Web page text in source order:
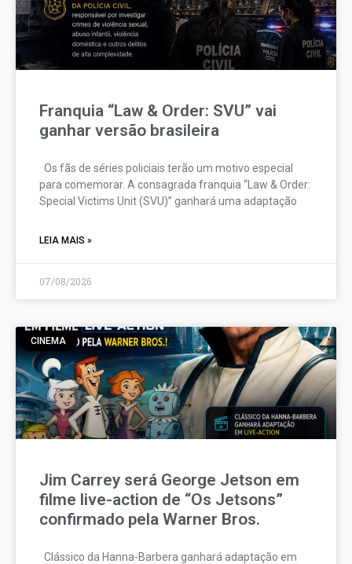
Franquia “Law & Order: SVU” vai
ganhar versão brasileira
Os fãs de séries policiais terão um motivo especial
para comemorar. A consagrada franquia “Law & Order:
Special Victims Unit (SVU)” ganhará uma adaptação
LEIA MAIS »
07/08/2026
CINEMA
Jim Carrey será George Jetson em
filme live-action de “Os Jetsons”
confirmado pela Warner Bros.
Clássico da Hanna-Barbera ganhará adaptação em